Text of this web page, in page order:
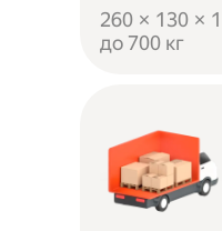
260 × 130 ×
до 700 кг